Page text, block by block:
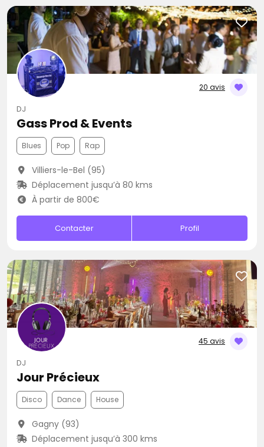
20 avis
DJ
Gass Prod & Events
Blues Pop Rap
Villiers-le-Bel (95)
Déplacement jusqu’à 80 kms
À partir de 800€
Contacter Profil
45 avis
DJ
Jour Précieux
Disco Dance House
Gagny (93)
Déplacement jusqu’à 300 kms